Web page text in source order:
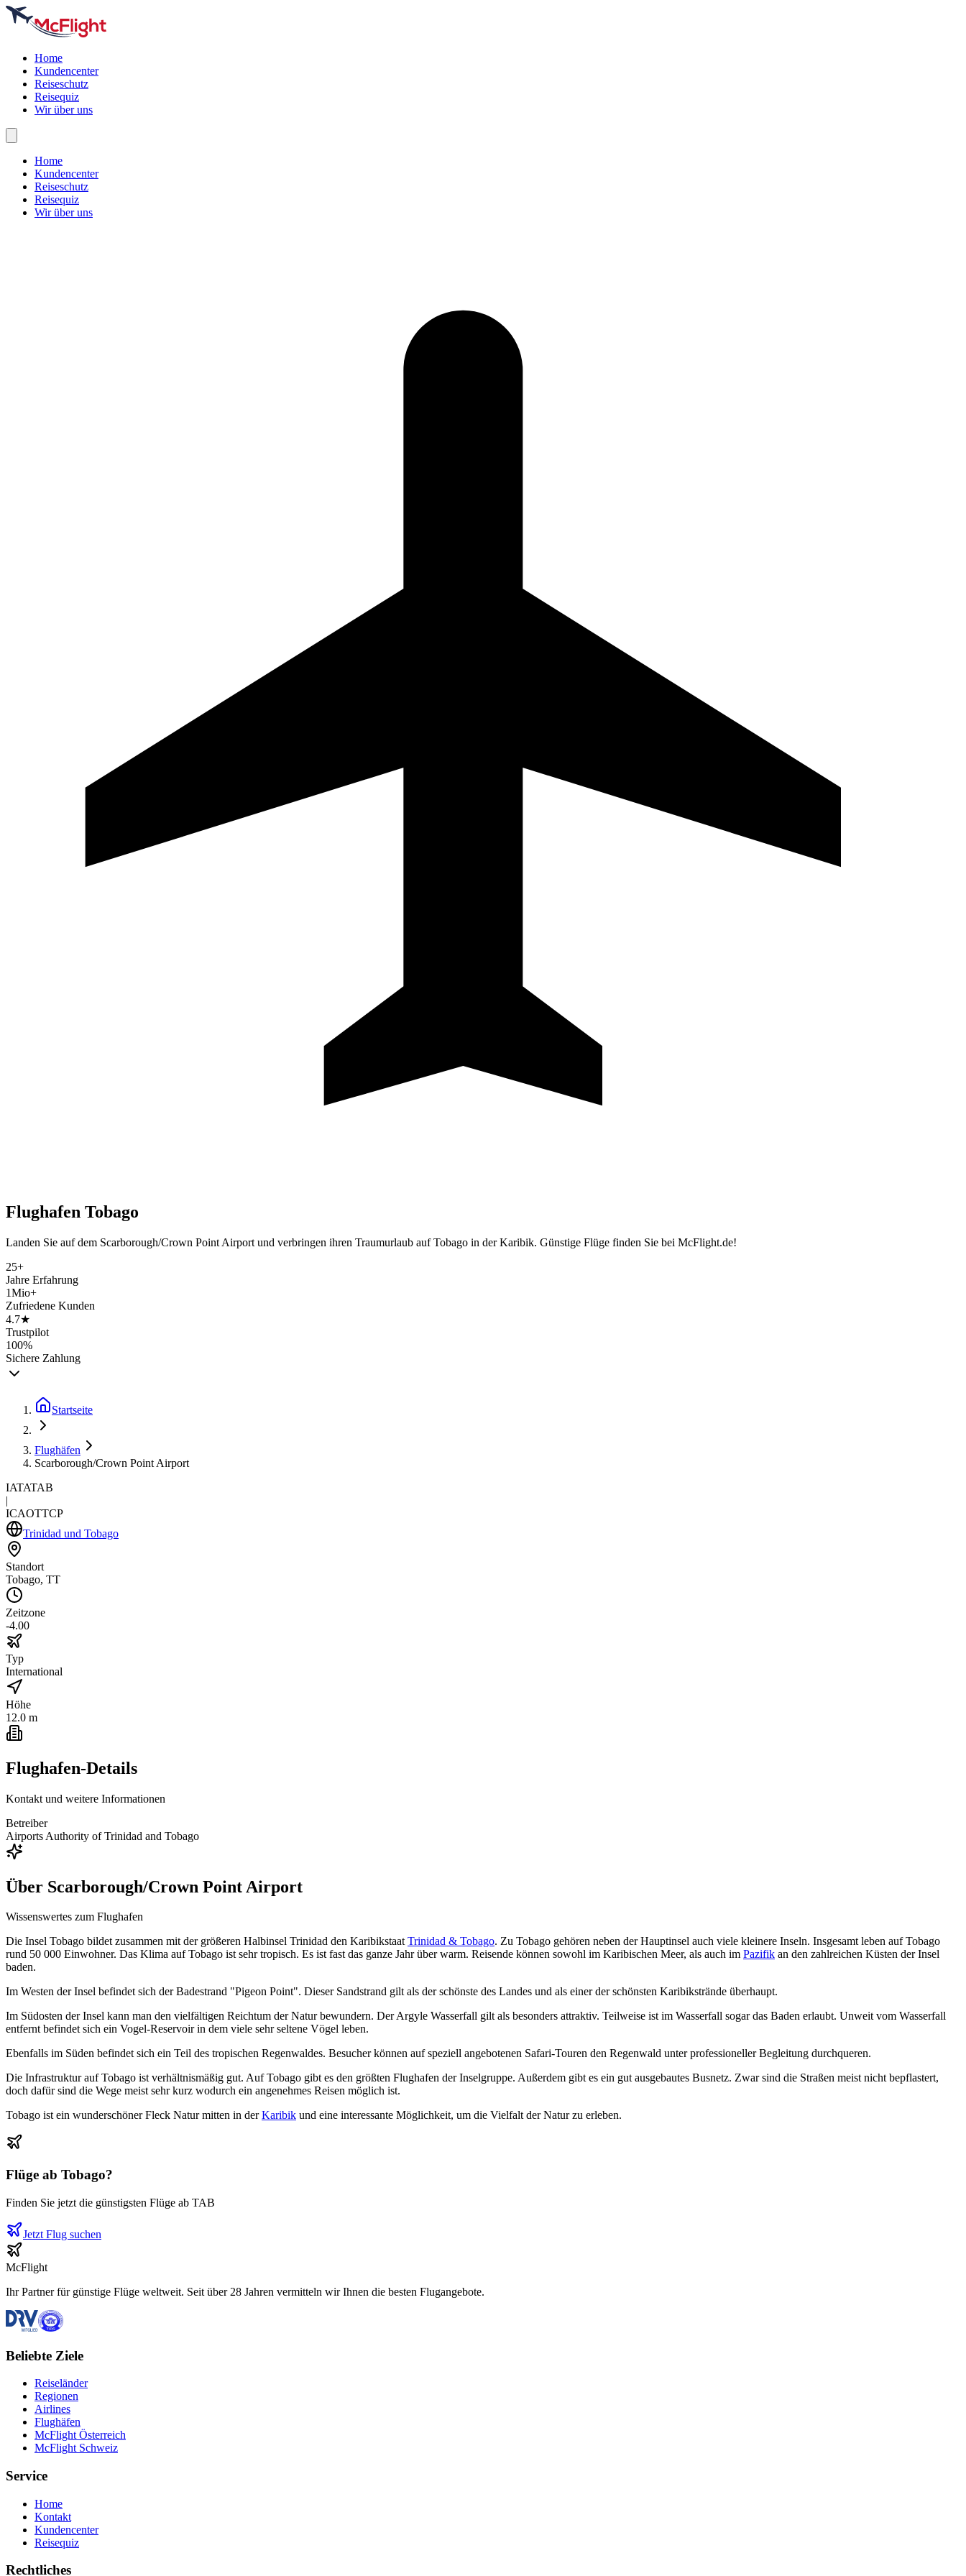
Home
Kundencenter
Reiseschutz
Reisequiz
Wir über uns
Home
Kundencenter
Reiseschutz
Reisequiz
Wir über uns
Flughafen Tobago
Landen Sie auf dem Scarborough/Crown Point Airport und verbringen ihren Traumurlaub auf Tobago in der Karibik. Günstige Flüge finden Sie bei McFlight.de!
25+
Jahre Erfahrung
1Mio+
Zufriedene Kunden
4.7★
Trustpilot
100%
Sichere Zahlung
Startseite
Flughäfen
Scarborough/Crown Point Airport
IATATAB
|
ICAOTTCP
Trinidad und Tobago
Standort
Tobago, TT
Zeitzone
-4.00
Typ
International
Höhe
12.0 m
Flughafen-Details
Kontakt und weitere Informationen
Betreiber
Airports Authority of Trinidad and Tobago
Über Scarborough/Crown Point Airport
Wissenswertes zum Flughafen
Die Insel Tobago bildet zusammen mit der größeren Halbinsel Trinidad den KaribikstaatTrinidad & Tobago. Zu Tobago gehören neben der Hauptinsel auch viele kleinere Inseln. Insgesamt leben auf Tobago
rund 50 000 Einwohner. Das Klima auf Tobago ist sehr tropisch. Es ist fast das ganze Jahr über warm. Reisende können sowohl im Karibischen Meer, als auch im Pazifik an den zahlreichen Küsten der Insel
baden.
Im Westen der Insel befindet sich der Badestrand "Pigeon Point". Dieser Sandstrand gilt als der schönste des Landes und als einer der schönsten Karibikstrände überhaupt.
Im Südosten der Insel kann man den vielfältigen Reichtum der Natur bewundern. Der Argyle Wasserfall gilt als besonders attraktiv. Teilweise ist im Wasserfall sogar das Baden erlaubt. Unweit vom Wasserfall
entfernt befindet sich ein Vogel-Reservoir in dem viele sehr seltene Vögel leben.
Ebenfalls im Süden befindet sich ein Teil des tropischen Regenwaldes. Besucher können auf speziell angebotenen Safari-Touren den Regenwald unter professioneller Begleitung durchqueren.
Die Infrastruktur auf Tobago ist verhältnismäßig gut. Auf Tobago gibt es den größten Flughafen der Inselgruppe. Außerdem gibt es ein gut ausgebautes Busnetz. Zwar sind die Straßen meist nicht bepflastert,
doch dafür sind die Wege meist sehr kurz wodurch ein angenehmes Reisen möglich ist.
Tobago ist ein wunderschöner Fleck Natur mitten in derKaribik und eine interessante Möglichkeit, um die Vielfalt der Natur zu erleben.
Flüge ab Tobago?
Finden Sie jetzt die günstigsten Flüge ab TAB
Jetzt Flug suchen
McFlight
Ihr Partner für günstige Flüge weltweit. Seit über 28 Jahren vermitteln wir Ihnen die besten Flugangebote.
Beliebte Ziele
Reiseländer
Regionen
Airlines
Flughäfen
McFlight Österreich
McFlight Schweiz
Service
Home
Kontakt
Kundencenter
Reisequiz
Rechtliches